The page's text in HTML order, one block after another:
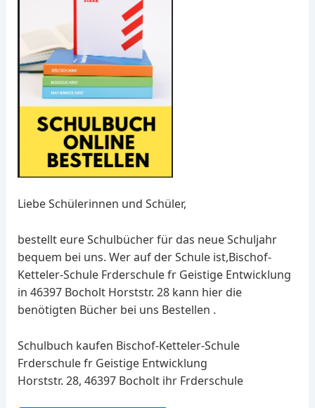
Liebe Schülerinnen und Schüler,
bestellt eure Schulbücher für das neue Schuljahr
bequem bei uns. Wer auf der Schule ist,Bischof-
Ketteler-Schule Frderschule fr Geistige Entwicklung
in 46397 Bocholt Horststr. 28 kann hier die
benötigten Bücher bei uns Bestellen .
Schulbuch kaufen Bischof-Ketteler-Schule
Frderschule fr Geistige Entwicklung
Horststr. 28, 46397 Bocholt ihr Frderschule